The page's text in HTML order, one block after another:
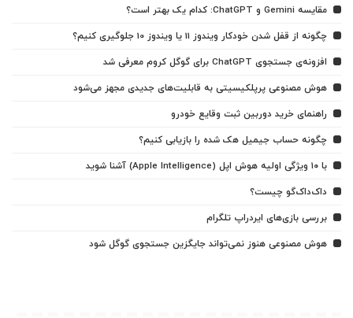
مقایسه Gemini و ChatGPT: کدام یک بهتر است؟
چگونه از قفل شدن خودکار ویندوز 11 یا ویندوز 10 جلوگیری کنیم؟
افزونه‌ی جستجوی ChatGPT برای گوگل کروم معرفی شد
هوش مصنوعی پرپلکیسیتی به قابلیت‌های جدیدی مجهز می‌شود
راهنمای خرید دوربین ثبت وقایع خودرو
چگونه حساب جیمیل هک شده را بازیابی کنیم؟
با ۱۰ ویژگی اولیه هوش اپل (Apple Intelligence) آشنا شوید
داک‌داک‌گو چیست؟
بررسی بازی‌های ایردراپ تلگرام
هوش مصنوعی هنوز نمی‌تواند جایگزین جستجوی گوگل شود